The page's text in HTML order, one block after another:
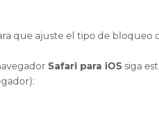
que ajuste el tipo de bloqueo
Safari para iOS siga